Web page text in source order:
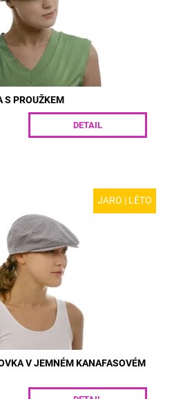
S PROUŽKEM
DETAIL
JARO | LÉTO
bekovka v jemném
jaro a léto. Díky zapínání na
přizpůsobí vaší hlavě.
S
V JEMNÉM KANAFASOVÉM